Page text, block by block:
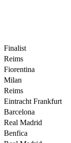
Finalist
Reims
Fiorentina
Milan
Reims
Eintracht Frankfurt
Barcelona
Real Madrid
Benfica